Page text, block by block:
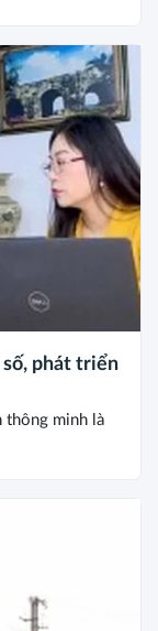
phát triển
thông minh là